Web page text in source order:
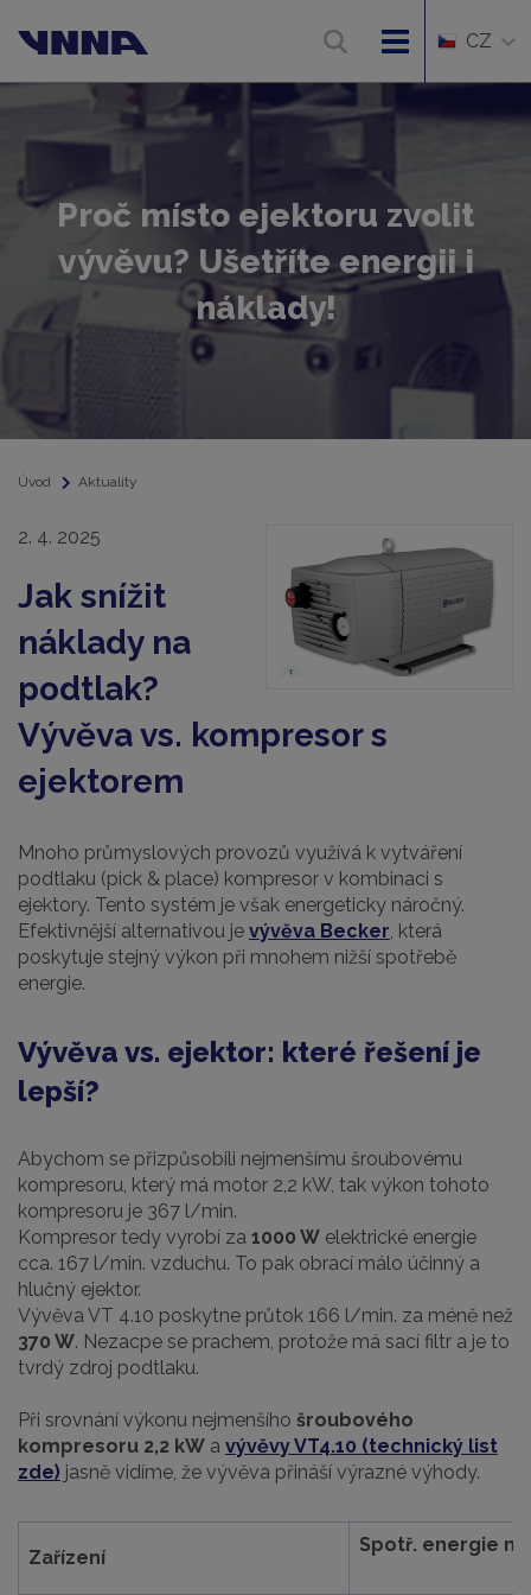
CZ
Proč místo ejektoru zvolit
vývěvu? Ušetříte energii i
náklady!
Úvod Aktuality
2. 4. 2025
Jak snížit
náklady na
podtlak?
Vývěva vs. kompresor s
ejektorem
Mnoho průmyslových provozů využívá k vytváření
podtlaku (pick & place) kompresor v kombinaci s
ejektory. Tento systém je však energeticky náročný.
Efektivnější alternativou je vývěva Becker , která
poskytuje stejný výkon při mnohem nižší spotřebě
energie.
Vývěva vs. ejektor: které řešení je
lepší?
Abychom se přizpůsobili nejmenšímu šroubovému
kompresoru, který má motor 2,2 kW, tak výkon tohoto
kompresoru je 367 l/min.
Kompresor tedy vyrobí za 1000 W elektrické energie
cca. 167 l/min. vzduchu. To pak obrací málo účinný a
hlučný ejektor.
Vývěva VT 4.10 poskytne průtok 166 l/min. za méně než
370 W. Nezacpe se prachem, protože má sací filtr a je to
tvrdý zdroj podtlaku.
Při srovnání výkonu nejmenšího šroubového
kompresoru 2,2 kW a vývěvy VT4.10 (technický list
zde) jasně vidíme, že vývěva přináší výrazné výhody.
Zařízení
Spotř. energie